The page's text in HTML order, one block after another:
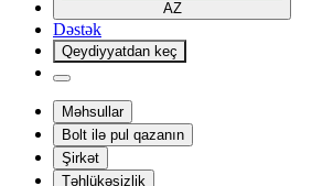
AZ
Dəstək
Qeydiyyatdan keç
Məhsullar
Bolt ilə pul qazanın
Şirkət
Təhlükəsizlik